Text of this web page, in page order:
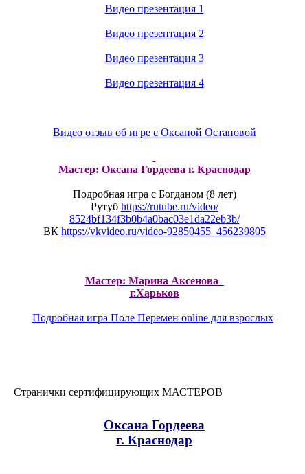
Видео презентация 1
Видео презентация 2
Видео презентация 3
Видео презентация 4
Видео отзыв об игре с Оксаной Остаповой
Мастер: Оксана Гордеева г. Краснодар
Подробная игра с Богданом (8 лет)
Рутуб https://rutube.ru/video/
8524bf134f3b0b4a0bac03e1da22eb3b/
ВК https://vkvideo.ru/video-92850455_456239805
Мастер: Марина Аксенова
г.Харьков
Подробная игра Поле Перемен online для взрослых
Странички сертифицирующих МАСТЕРОВ
Оксана Гордеева
г. Краснодар